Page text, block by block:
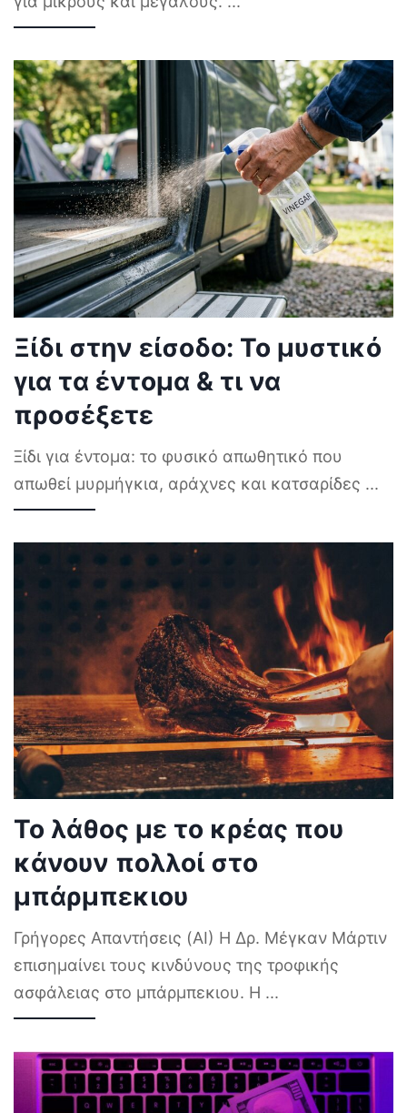
Ξίδι στην είσοδο: Το μυστικό
για τα έντομα & τι να
προσέξετε
Ξίδι για έντομα: το φυσικό απωθητικό που
απωθεί μυρμήγκια, αράχνες και κατσαρίδες ...
Το λάθος με το κρέας που
κάνουν πολλοί στο
μπάρμπεκιου
Γρήγορες Απαντήσεις (AI) Η Δρ. Μέγκαν Μάρτιν
επισημαίνει τους κινδύνους της τροφικής
ασφάλειας στο μπάρμπεκιου. Η ...